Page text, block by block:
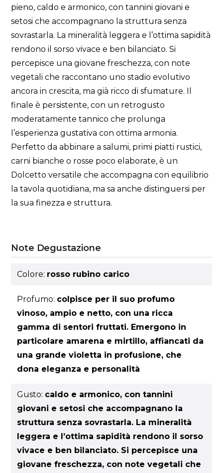
pieno, caldo e armonico, con tannini giovani e
setosi che accompagnano la struttura senza
sovrastarla. La mineralità leggera e l’ottima sapidità
rendono il sorso vivace e ben bilanciato. Si
percepisce una giovane freschezza, con note
vegetali che raccontano uno stadio evolutivo
ancora in crescita, ma già ricco di sfumature. Il
finale è persistente, con un retrogusto
moderatamente tannico che prolunga
l’esperienza gustativa con ottima armonia.
Perfetto da abbinare a salumi, primi piatti rustici,
carni bianche o rosse poco elaborate, è un
Dolcetto versatile che accompagna con equilibrio
la tavola quotidiana, ma sa anche distinguersi per
la sua finezza e struttura.
Note Degustazione
Colore: rosso rubino carico
Profumo: colpisce per il suo profumo
vinoso, ampio e netto, con una ricca
gamma di sentori fruttati. Emergono in
particolare amarena e mirtillo, affiancati da
una grande violetta in profusione, che
dona eleganza e personalità
Gusto: caldo e armonico, con tannini
giovani e setosi che accompagnano la
struttura senza sovrastarla. La mineralità
leggera e l’ottima sapidità rendono il sorso
vivace e ben bilanciato. Si percepisce una
giovane freschezza, con note vegetali che